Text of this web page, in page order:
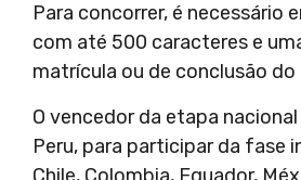
Para concorrer, é
com até 500 caracteres e
matrícula ou de conclusão do
O vencedor da etapa
Peru, para participar da fase